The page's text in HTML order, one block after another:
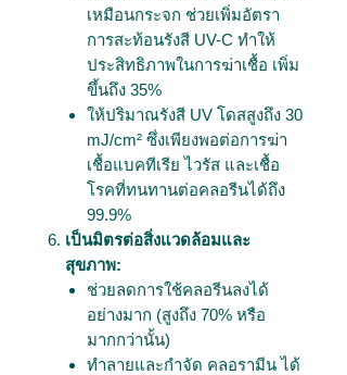
เหมือนกระจก ช่วยเพิ่มอัตรา
การสะท้อนรังสี UV-C ทำให้
ประสิทธิภาพในการฆ่าเชื้อ เพิ่ม
ขึ้นถึง 35%
ให้ปริมาณรังสี UV โดสสูงถึง 30
mJ/cm² ซึ่งเพียงพอต่อการฆ่า
เชื้อแบคทีเรีย ไวรัส และเชื้อ
โรคที่ทนทานต่อคลอรีนได้ถึง
99.9%
เป็นมิตรต่อสิ่งแวดล้อมและ
สุขภาพ:
ช่วยลดการใช้คลอรีนลงได้
อย่างมาก (สูงถึง 70% หรือ
มากกว่านั้น)
ทำลายและกำจัด คลอรามีน ได้